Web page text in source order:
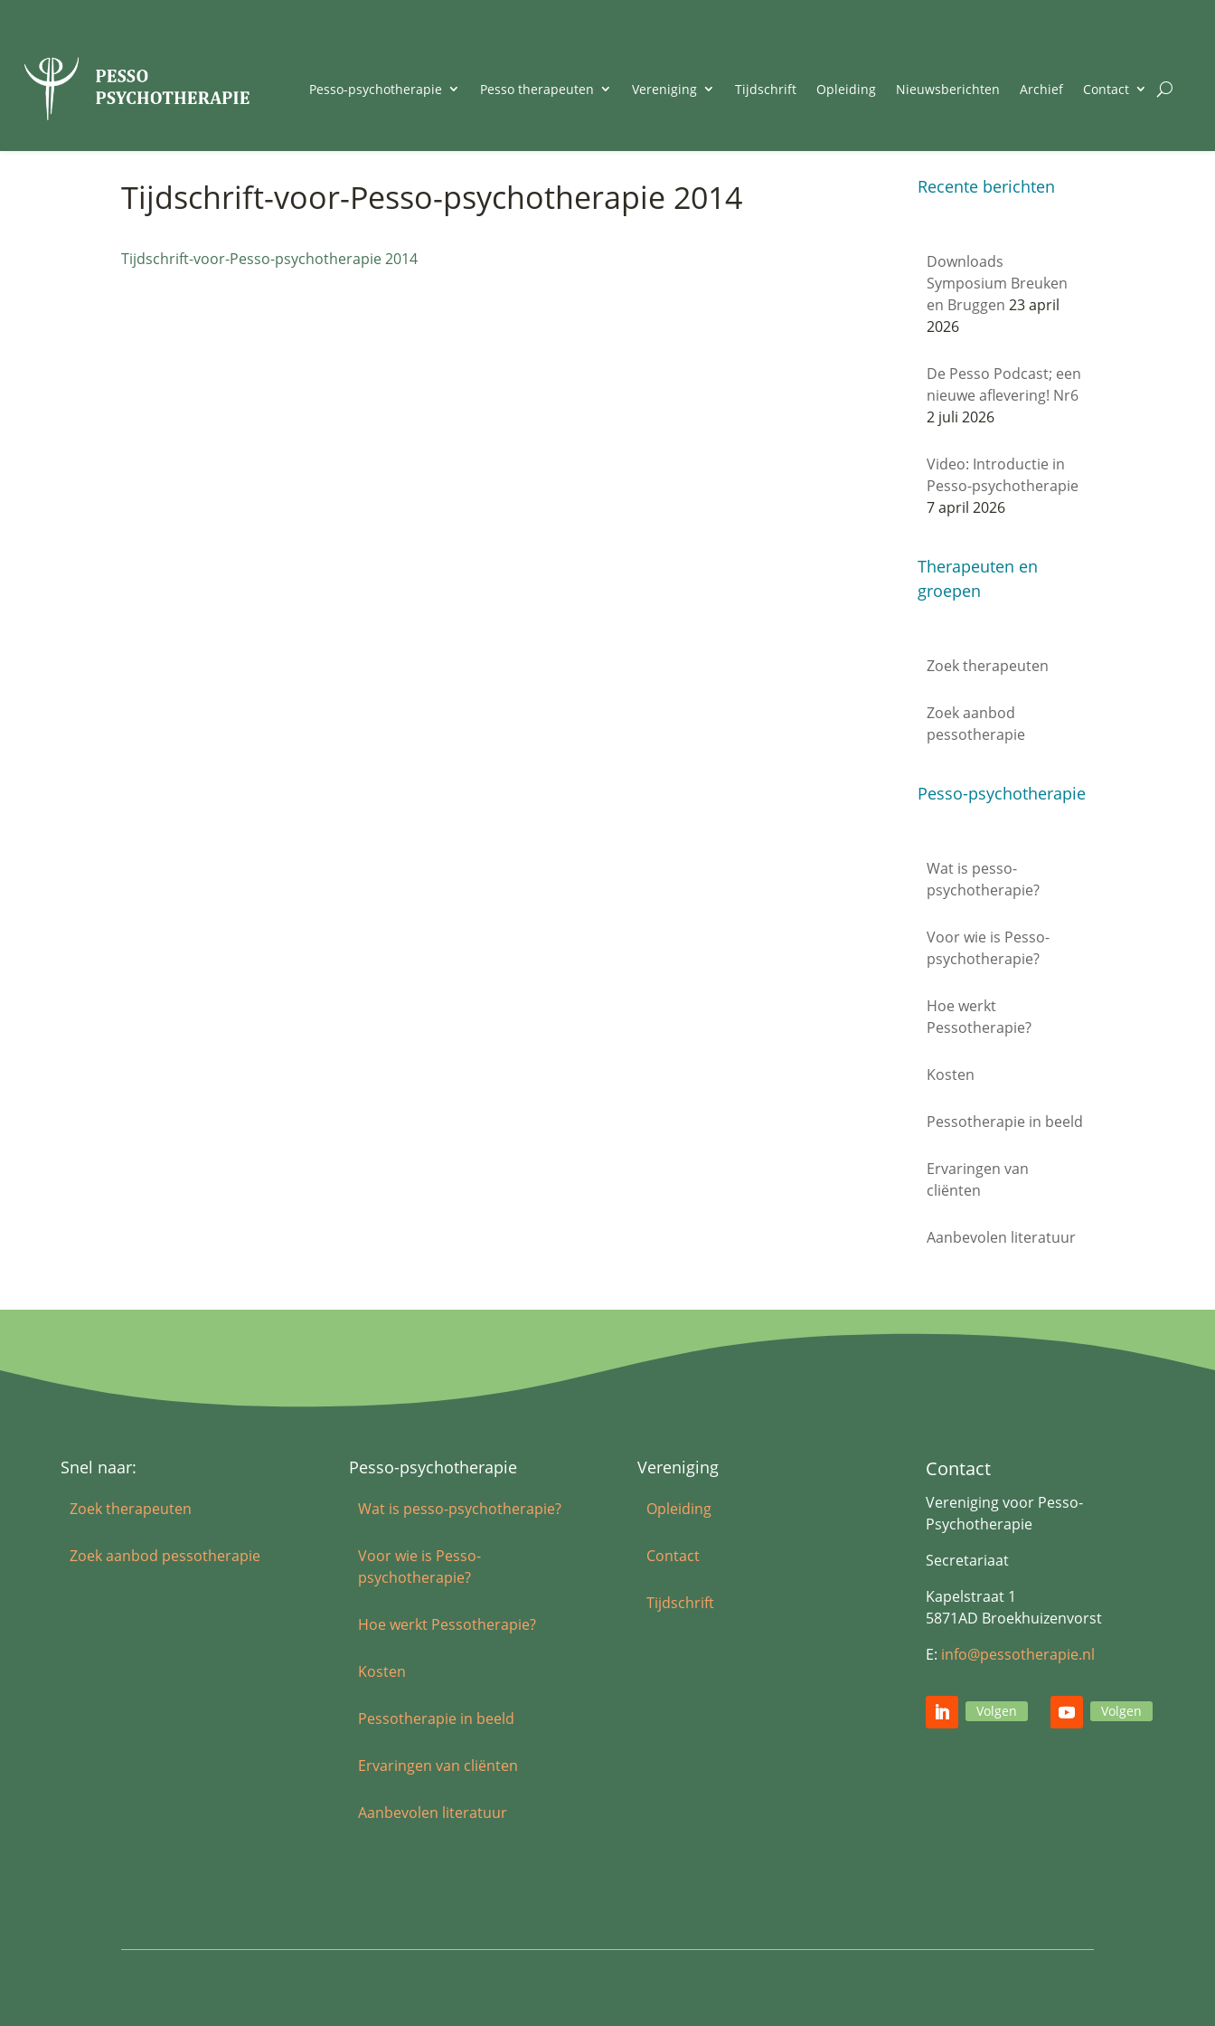
Pesso-psychotherapie Pesso therapeuten Vereniging Tijdschrift Opleiding Nieuwsberichten Archief Contact
Tijdschrift-voor-Pesso-psychotherapie 2014
Tijdschrift-voor-Pesso-psychotherapie 2014
Recente berichten
Downloads
Symposium Breuken
en Bruggen 23 april
2026
De Pesso Podcast; een
nieuwe aflevering! Nr6
2 juli 2026
Video: Introductie in
Pesso-psychotherapie
7 april 2026
Therapeuten en
groepen
Zoek therapeuten
Zoek aanbod
pessotherapie
Pesso-psychotherapie
Wat is pesso-
psychotherapie?
Voor wie is Pesso-
psychotherapie?
Hoe werkt
Pessotherapie?
Kosten
Pessotherapie in beeld
Ervaringen van
cliënten
Aanbevolen literatuur
Snel naar:
Zoek therapeuten
Zoek aanbod pessotherapie
Pesso-psychotherapie
Wat is pesso-psychotherapie?
Voor wie is Pesso-
psychotherapie?
Hoe werkt Pessotherapie?
Kosten
Pessotherapie in beeld
Ervaringen van cliënten
Aanbevolen literatuur
Vereniging
Opleiding
Contact
Tijdschrift
Contact
Vereniging voor Pesso-
Psychotherapie
Secretariaat
Kapelstraat 1
5871AD Broekhuizenvorst
E: info@pessotherapie.nl
Volgen Volgen